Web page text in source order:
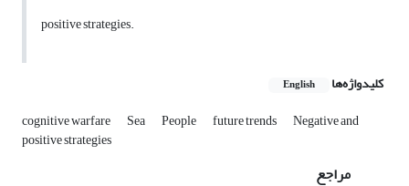
positive strategies.
کلیدواژه‌ها English
cognitive warfare Sea People future trends Negative and
positive strategies
مراجع